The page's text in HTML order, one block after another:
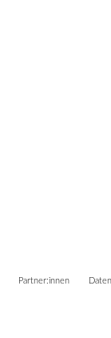
Partner:innen